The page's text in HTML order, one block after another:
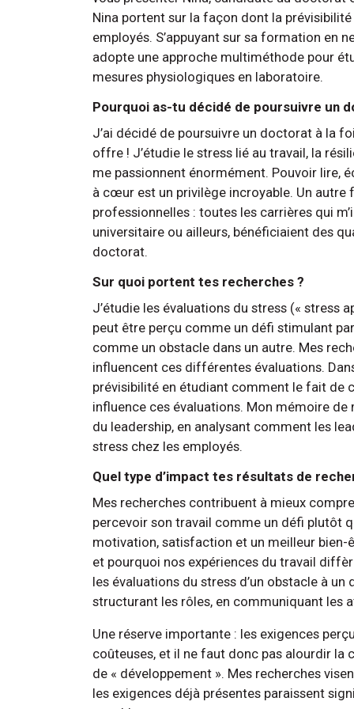
Nina portent sur la façon dont la
employés. S’appuyant sur sa formation en
adopte une approche multiméthode pour
mesures physiologiques en laboratoire.
Pourquoi as-tu décidé de poursuivre un
J’ai décidé de poursuivre un doctorat à la
offre ! J’étudie le stress lié au travail, la
me passionnent énormément. Pouvoir lire,
à cœur est un privilège incroyable. Un
professionnelles : toutes les carrières qui
universitaire ou ailleurs, bénéficiaient des
doctorat.
Sur quoi portent tes recherches ?
J’étudie les évaluations du stress (« stress
peut être perçu comme un défi stimulant
comme un obstacle dans un autre. Mes
influencent ces différentes évaluations.
prévisibilité en étudiant comment le fait de
influence ces évaluations. Mon mémoire
du leadership, en analysant comment les
stress chez les employés.
Quel type d’impact tes résultats de
Mes recherches contribuent à mieux
percevoir son travail comme un défi plutôt
motivation, satisfaction et un meilleur
et pourquoi nos expériences du travail
les évaluations du stress d’un obstacle à
structurant les rôles, en communiquant les
Une réserve importante : les exigences
coûteuses, et il ne faut donc pas alourdir la
de « développement ». Mes recherches
les exigences déjà présentes paraissent